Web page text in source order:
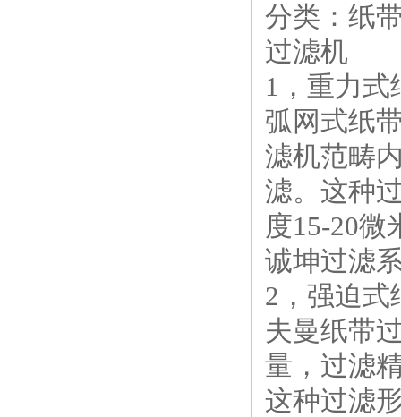
分类：纸
过滤机
1，重力
弧网式纸
滤机范畴
滤。这种
度15-20
诚坤过滤
2，强迫式
夫曼纸带
量，过滤
这种过滤